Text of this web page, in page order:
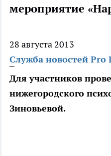
мероприятие
28 августа 2013
Служба новостей Pro
Для участников
нижегородского
Зиновьевой.